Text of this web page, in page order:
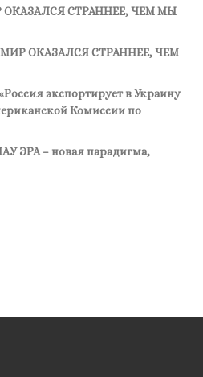
СТРАННЕЕ, ЧЕМ МЫ
МИР ОКАЗАЛСЯ СТРАННЕЕ, ЧЕМ
экспортирует в Украину
Комиссии по
ЭРА – новая парадигма,